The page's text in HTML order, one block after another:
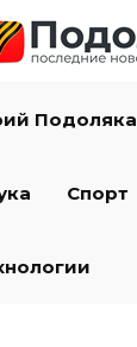
Подоляка
Спорт